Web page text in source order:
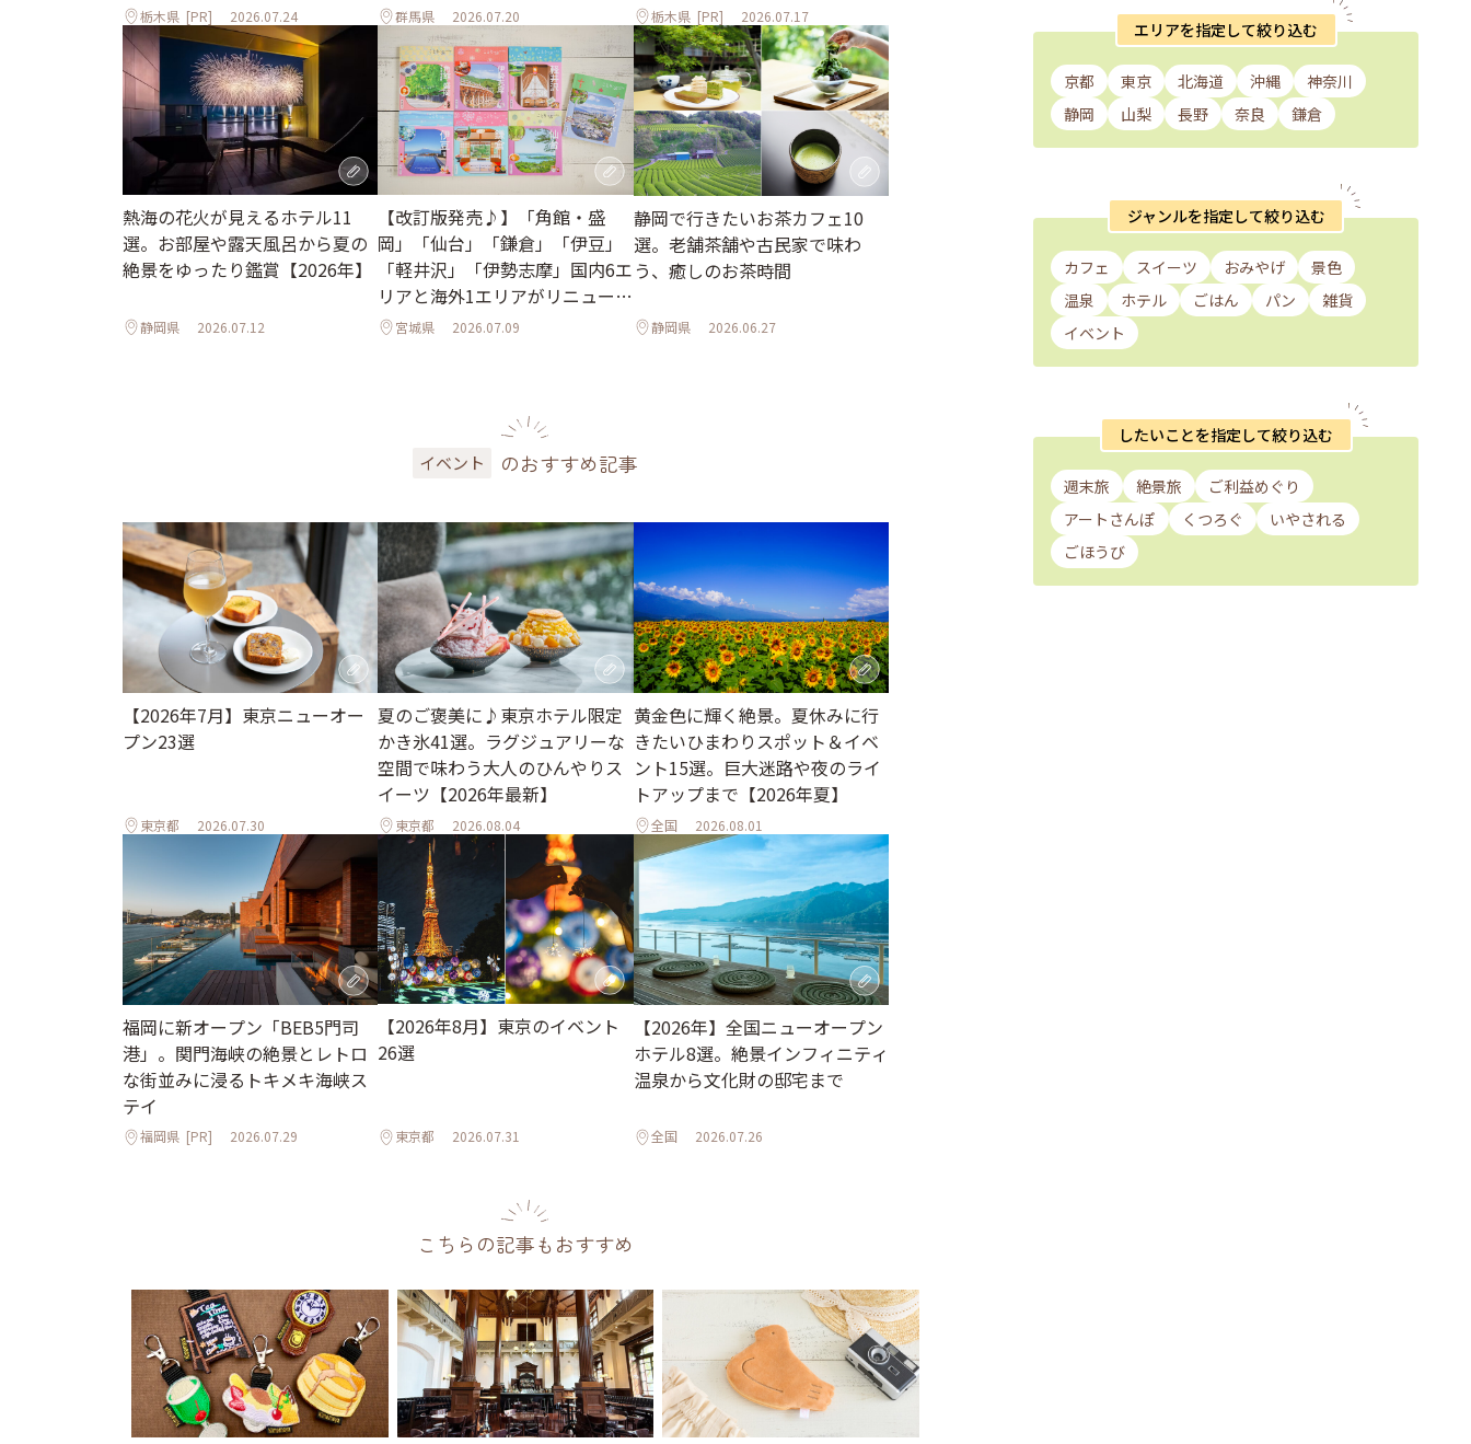
栃木県 [PR] 2026.07.24 群馬県 2026.07.20 栃木県[PR] 2026.07.17
熱海の花火が見えるホテル11
選。お部屋や露天風呂から夏の
絶景をゆったり鑑賞【2026年】
静岡県 2026.07.12
【改訂版発売♪】「角館・盛
岡」「仙台」「鎌倉」「伊豆」
「軽井沢」「伊勢志摩」国内6エ
リアと海外1エリアがリニューア
ル宮城県 2026.07.09
静岡で行きたいお茶カフェ10
選。老舗茶舗や古民家で味わ
う、癒しのお茶時間
静岡県 2026.06.27
イベント のおすすめ記事
【2026年7月】東京ニューオー
プン23選
東京都 2026.07.30
夏のご褒美に♪東京ホテル限定
かき氷41選。ラグジュアリーな
空間で味わう大人のひんやりス
イーツ【2026年最新】
東京都 2026.08.04
黄金色に輝く絶景。夏休みに行
きたいひまわりスポット＆イベ
ント15選。巨大迷路や夜のライ
トアップまで【2026年夏】
全国 2026.08.01
福岡に新オープン「BEB5門司
港」。関門海峡の絶景とレトロ
な街並みに浸るトキメキ海峡ス
テイ
福岡県 [PR] 2026.07.29
【2026年8月】東京のイベント
26選
東京都 2026.07.31
【2026年】全国ニューオープン
ホテル8選。絶景インフィニティ
温泉から文化財の邸宅まで
全国 2026.07.26
こちらの記事もおすすめ
エリアを指定して絞り込む
京都 東京 北海道 沖縄
神奈川
静岡
山梨 長野 奈良 鎌倉
ジャンルを指定して絞り込む
カフェ スイーツ おみやげ
景色
温泉
ホテル ごはん パン
雑貨
イベント
したいことを指定して絞り込む
週末旅 絶景旅
ご利益めぐり
アートさんぽ
くつろぐ
いやされる
ごほうび